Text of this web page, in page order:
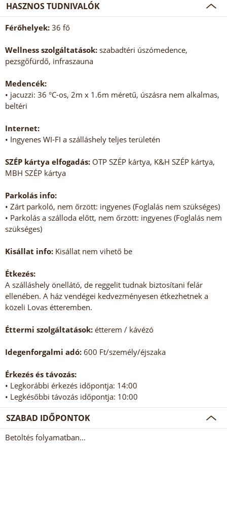
HASZNOS TUDNIVALÓK
Férőhelyek: 36 fő
Wellness szolgáltatások: szabadtéri úszómedence,
pezsgőfürdő, infraszauna
Medencék:
• jacuzzi: 36 °C-os, 2m x 1.6m méretű, úszásra nem alkalmas,
beltéri
Internet:
• Ingyenes WI-FI a szálláshely teljes területén
SZÉP kártya elfogadás: OTP SZÉP kártya, K&H SZÉP kártya,
MBH SZÉP kártya
Parkolás info:
• Zárt parkoló, nem őrzött: ingyenes (Foglalás nem szükséges)
• Parkolás a szálloda előtt, nem őrzött: ingyenes (Foglalás nem
szükséges)
Kisállat info: Kisállat nem vihető be
Étkezés:
A szálláshely önellátó, de reggelit tudnak biztosítani felár
ellenében. A ház vendégei kedvezményesen étkezhetnek a
közeli Lovas étteremben.
Éttermi szolgáltatások: étterem / kávézó
Idegenforgalmi adó: 600 Ft/személy/éjszaka
Érkezés és távozás:
• Legkorábbi érkezés időpontja: 14:00
• Legkésőbbi távozás időpontja: 10:00
SZABAD IDŐPONTOK
Betöltés folyamatban...